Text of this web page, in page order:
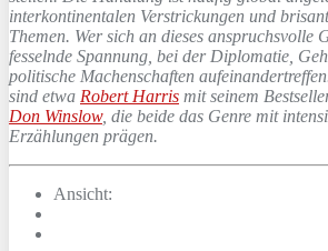
interkontinentalen Verstrickungen und
Themen. Wer sich an dieses anspruchsvolle
fesselnde Spannung, bei der Diplomatie,
politische Machenschaften
sind etwa Robert Harris mit seinem
Don Winslow, die beide das Genre mit
Erzählungen prägen.
Ansicht: